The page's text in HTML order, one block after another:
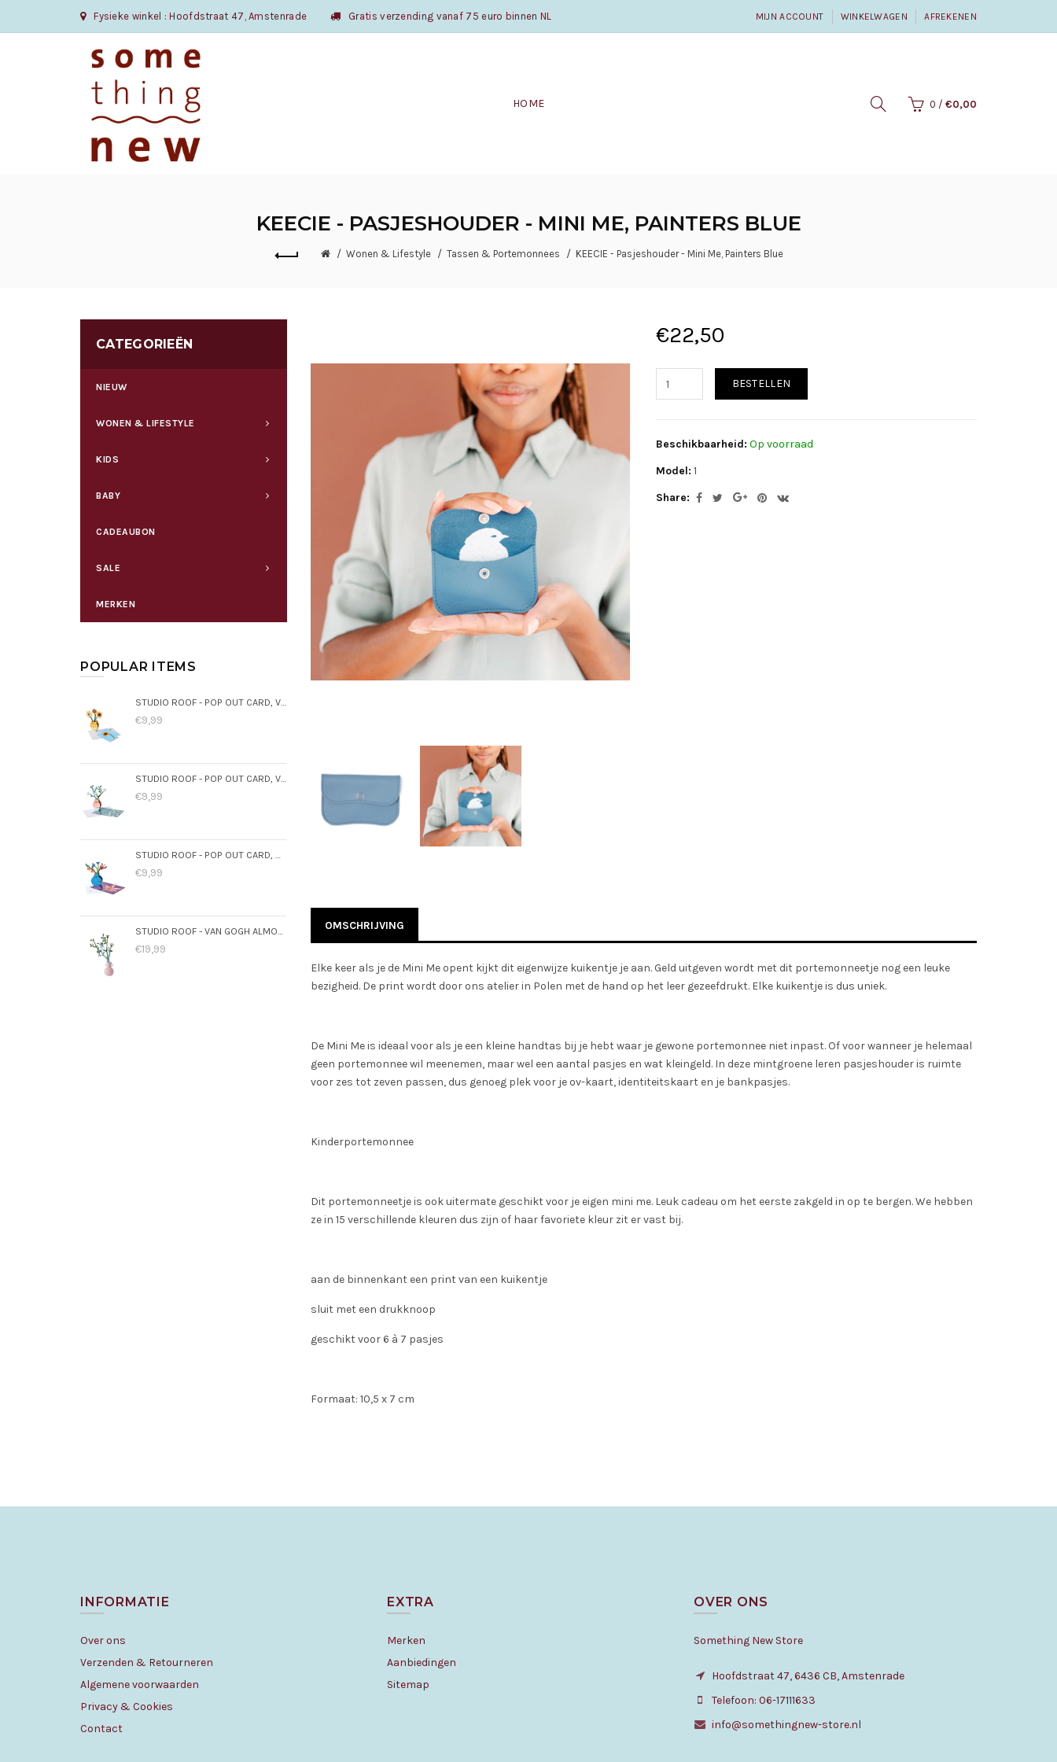
Fysieke winkel : Hoofdstraat 47, Amstenrade Gratis verzending vanaf 75 euro binnen NL MIJN ACCOUNT WINKELWAGEN AFREKENEN
HOME 0 / €0,00
KEECIE - PASJESHOUDER - MINI ME, PAINTERS BLUE
Wonen & Lifestyle Tassen & Portemonnees KEECIE - Pasjeshouder - Mini Me, Painters Blue
CATEGORIEËN
NIEUW
WONEN & LIFESTYLE
KIDS
BABY
CADEAUBON
SALE
MERKEN
POPULAR ITEMS
STUDIO ROOF - POP OUT CARD, VAN GOGH FLOWERS
€9,99
STUDIO ROOF - POP OUT CARD, VAN GOGH ALMOND BLOSSOM
€9,99
STUDIO ROOF - POP OUT CARD, DUTCH MASTERS BOUQUET
€9,99
STUDIO ROOF - VAN GOGH ALMOND BLOSSOM
€19,99
€22,50
BESTELLEN
Beschikbaarheid: Op voorraad
Model: 1
Share:
OMSCHRIJVING
Elke keer als je de Mini Me opent kijkt dit eigenwijze kuikentje je aan. Geld uitgeven wordt met dit portemonneetje nog een leuke
bezigheid. De print wordt door ons atelier in Polen met de hand op het leer gezeefdrukt. Elke kuikentje is dus uniek.
De Mini Me is ideaal voor als je een kleine handtas bij je hebt waar je gewone portemonnee niet inpast. Of voor wanneer je helemaal
geen portemonnee wil meenemen, maar wel een aantal pasjes en wat kleingeld. In deze mintgroene leren pasjeshouder is ruimte
voor zes tot zeven passen, dus genoeg plek voor je ov-kaart, identiteitskaart en je bankpasjes.
Kinderportemonnee
Dit portemonneetje is ook uitermate geschikt voor je eigen mini me. Leuk cadeau om het eerste zakgeld in op te bergen. We hebben
ze in 15 verschillende kleuren dus zijn of haar favoriete kleur zit er vast bij.
aan de binnenkant een print van een kuikentje
sluit met een drukknoop
geschikt voor 6 à 7 pasjes
Formaat: 10,5 x 7 cm
INFORMATIE
Over ons
Verzenden & Retourneren
Algemene voorwaarden
Privacy & Cookies
Contact
EXTRA
Merken
Aanbiedingen
Sitemap
OVER ONS
Something New Store
Hoofdstraat 47, 6436 CB, Amstenrade
Telefoon: 06-17111633
info@somethingnew-store.nl